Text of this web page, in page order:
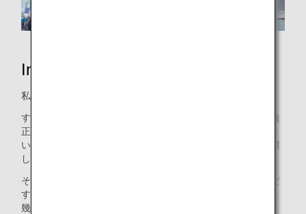
Inspiration of JAPAN
私たちは、いつも、「日本の心」を大切にしてきました。
すべてのお客さまに対して、誠実であり、謙虚であり、礼儀
正しくあること。
いかなる場合においても、丁寧な作業を心がけ、互いに協調
し、安全で正確な運航を確実なものにすること。
それだけではなく、私たちの中には、「新しい日本を創りだ
す」気概も、脈々と受け継がれています。
幾度となく立ちはだかる困難や制約にも、決して屈すること